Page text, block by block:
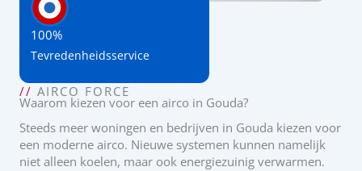
100%
Tevredenheidsservice
// AIRCO FORCE
Waarom kiezen voor een airco in Gouda?
Steeds meer woningen en bedrijven in Gouda kiezen voor
een moderne airco. Nieuwe systemen kunnen namelijk
niet alleen koelen, maar ook energiezuinig verwarmen.